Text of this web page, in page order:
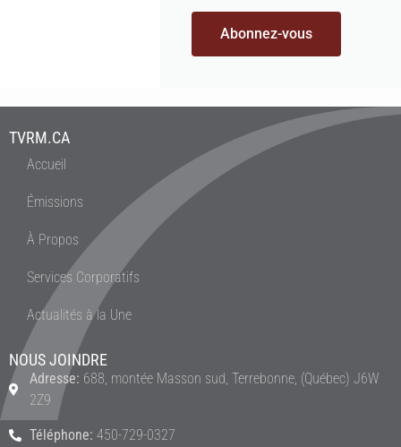
Abonnez-vous
TVRM.CA
Accueil
Émissions
À Propos
Services Corporatifs
Actualités à la Une
NOUS JOINDRE
Adresse: 688, montée Masson sud, Terrebonne, (Québec) J6W
2Z9
Téléphone: 450-729-0327